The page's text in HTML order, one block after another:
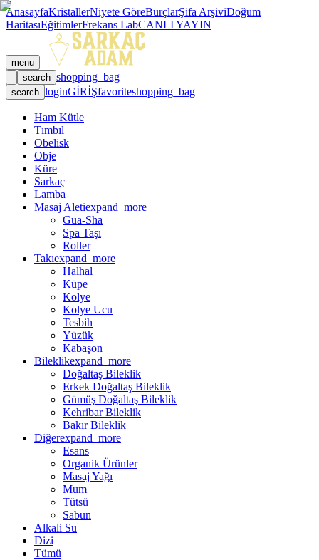
AnasayfaKristallerNiyete GöreBurçlarŞifa ArşiviDoğum
HaritasıEğitimlerFrekans LabCANLI YAYIN
menu
search shopping_bag
search loginGİRİŞfavoriteshopping_bag
Ham Kütle
Tımbıl
Obelisk
Obje
Küre
Sarkaç
Lamba
Masaj Aletiexpand_more
Gua-Sha
Spa Taşı
Roller
Takıexpand_more
Halhal
Küpe
Kolye
Kolye Ucu
Tesbih
Yüzük
Kabaşon
Bileklikexpand_more
Doğaltaş Bileklik
Erkek Doğaltaş Bileklik
Gümüş Doğaltaş Bileklik
Kehribar Bileklik
Bakır Bileklik
Diğerexpand_more
Esans
Organik Ürünler
Masaj Yağı
Mum
Tütsü
Sabun
Alkali Su
Dizi
Tümü